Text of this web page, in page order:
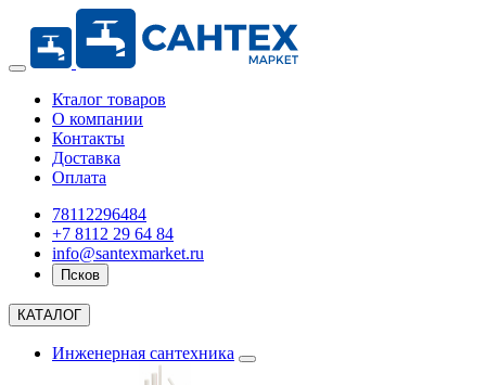
Кталог товаров
О компании
Контакты
Доставка
Оплата
78112296484
+7 8112 29 64 84
info@santexmarket.ru
Псков
КАТАЛОГ
Инженерная сантехника